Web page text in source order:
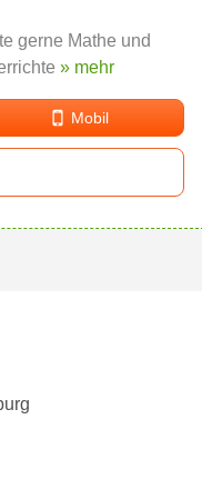
gerne Mathe und
» mehr
Mobil